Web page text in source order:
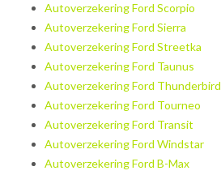
Autoverzekering Ford Scorpio
Autoverzekering Ford Sierra
Autoverzekering Ford Streetka
Autoverzekering Ford Taunus
Autoverzekering Ford Thunderbird
Autoverzekering Ford Tourneo
Autoverzekering Ford Transit
Autoverzekering Ford Windstar
Autoverzekering Ford B-Max